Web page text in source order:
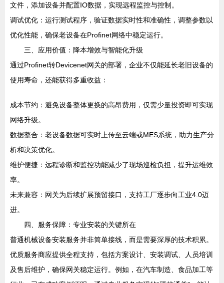
文件，添加设备并配置IO数据，实现远程监控与控制。
调试优化：运行测试程序，验证数据实时性和准确性，调整参数以
优化性能，确保老设备在Profinet网络中稳定运行。
三、应用价值：降本增效与智能化升级
通过Profinet转Devicenet网关的部署，企业不仅能延长老旧设备的
使用寿命，还能获得多重收益：
成本节约：避免设备整体更换的高昂费用，仅需少量投资即可实现
网络升级。
数据整合：老设备数据可实时上传至云端或MES系统，助力生产分
析和决策优化。
维护便捷：远程诊断和监控功能减少了现场巡检负担，提升运维效
率。
未来兼容：网关为后续扩展预留接口，支持工厂逐步向工业4.0迈
进。
四、服务保障：专业安装的关键所在
普通机械设备安装服务并非简单接线，而是需要深厚的技术积累。
优质服务商应提供全程支持，包括方案设计、安装调试、人员培训
及售后维护，确保网关稳定运行。例如，在汽车制造、食品加工等